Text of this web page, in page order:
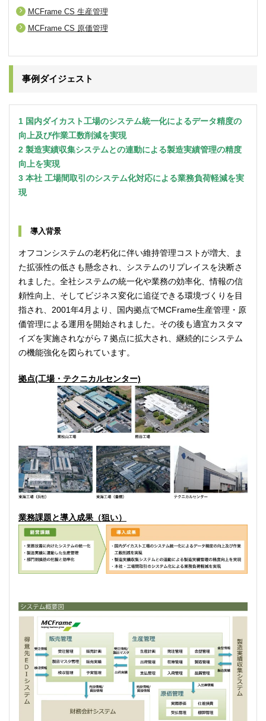
MCFrame CS 生産管理
MCFrame CS 原価管理
事例ダイジェスト
1 国内ダイカスト工場のシステム統一化によるデータ精度の
向上及び作業工数削減を実現
2 製造実績収集システムとの連動による製造実績管理の精度
向上を実現
3 本社 工場間取引のシステム化対応による業務負荷軽減を実
現
導入背景
オフコンシステムの老朽化に伴い維持管理コストが増大、ま
た拡張性の低さも懸念され、システムのリプレイスを決断さ
れました。全社システムの統一化や業務の効率化、情報の信
頼性向上、そしてビジネス変化に追従できる環境づくりを目
指され、2001年4月より、国内拠点でMCFrame生産管理・原
価管理による運用を開始されました。その後も適宜カスタマ
イズを実施されながら７拠点に拡大され、継続的にシステム
の機能強化を図られています。
拠点(工場・テクニカルセンター)
業務課題と導入成果（狙い）